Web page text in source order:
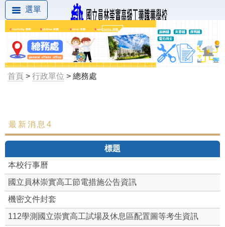
選單
首頁 > 行政單位 > 總務處
最新消息
文書組
庶務組
出納組
最新消息4
標題
本校行事曆
國立員林崇實高工節電措施公告資訊
機密文件封套
112學測國立崇實高工試場及休息區配置圖等考生資訊